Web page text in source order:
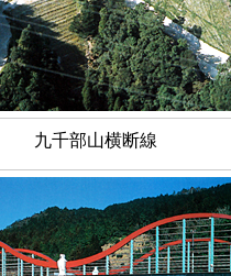
九千部山横断線